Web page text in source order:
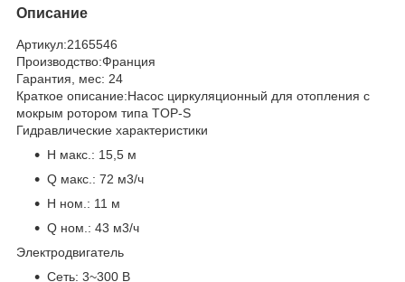
Описание
Артикул:2165546
Производство:Франция
Гарантия, мес: 24
Краткое описание:Насос циркуляционный для отопления с
мокрым ротором типа TOP-S
Гидравлические характеристики
H макс.: 15,5 м
Q макс.: 72 м3/ч
H ном.: 11 м
Q ном.: 43 м3/ч
Электродвигатель
Сеть: 3~300 В